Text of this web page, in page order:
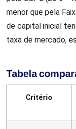
menor que pela
de capital inicial
taxa de mercado,
Tabela
Critério